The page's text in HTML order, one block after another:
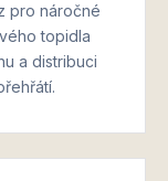
pro náročné
topidla
a distribuci